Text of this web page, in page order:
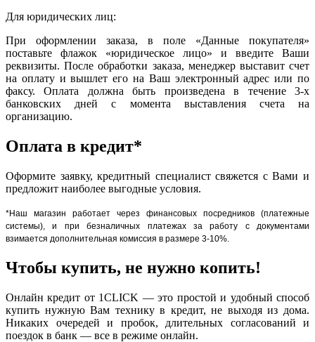
Для юридических лиц:
При оформлении заказа, в поле «Данные покупателя»
поставьте флажок «юридическое лицо» и введите Ваши
реквизиты. После обработки заказа, менеджер выставит счет
на оплату и вышлет его на Ваш электронный адрес или по
факсу. Оплата должна быть произведена в течение 3-х
банковских дней с момента выставления счета на
организацию.
Оплата в кредит*
Оформите заявку, кредитный специалист свяжется с Вами и
предложит наиболее выгодные условия.
*Наш магазин работает через финансовых посредников (платежные
системы), и при безналичных платежах за работу с документами
взимается дополнительная комиссия в размере 3-10%.
Чтобы купить, не нужно копить!
Онлайн кредит от 1CLICK — это простой и удобный способ
купить нужную Вам технику в кредит, не выходя из дома.
Никаких очередей и пробок, длительных согласований и
поездок в банк — все в режиме онлайн.